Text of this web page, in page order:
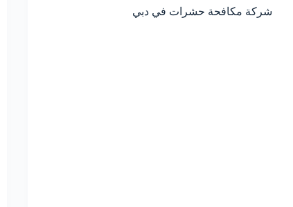
شركة مكافحة حشرات في دبي